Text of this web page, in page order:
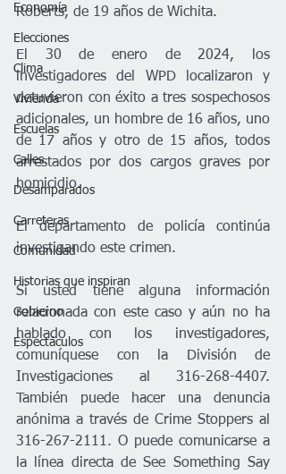
Economía
Elecciones
Clima
Vivienda
Escuelas
Calles
Desamparados
Carreteras
Comunidad
Historias que inspiran
Gobierno
Espectáculos
Roberts, de 19 años de Wichita.
El 30 de enero de 2024, los
investigadores del WPD localizaron y
detuvieron con éxito a tres sospechosos
adicionales, un hombre de 16 años, uno
de 17 años y otro de 15 años, todos
arrestados por dos cargos graves por
homicidio.
El departamento de policía continúa
investigando este crimen.
Si usted tiene alguna información
relacionada con este caso y aún no ha
hablado con los investigadores,
comuníquese con la División de
Investigaciones al 316-268-4407.
También puede hacer una denuncia
anónima a través de Crime Stoppers al
316-267-2111. O puede comunicarse a
la línea directa de See Something Say